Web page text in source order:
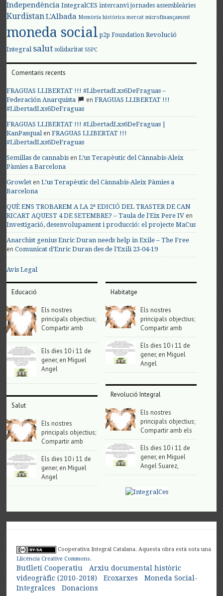
Independència IntegralCES intercanvi jornades assembleàries
KurdistanL'Albada Memòria històrica mercat microfinançament
moneda social p2p Foundation Revolució
Integral salut solidaritat SSPC
Comentaris recents
FRAGUAS LLIBERTAT !!! #LibertadLxs6DeFraguas –
Federación Anarquista
enFRAGUAS LLIBERTAT !!!
#LibertadLxs6DeFraguas
FRAGUAS LLIBERTAT !!! #LibertadLxs6DeFraguas |
KanPasqualenFRAGUAS LLIBERTAT !!!
#LibertadLxs6DeFraguas
Semillas de cannabis enL’us Terapèutic del Cànnabis-Aleix
Pàmies a Barcelona
Growlet enL’us Terapèutic del Cànnabis-Aleix Pàmies a
Barcelona
QUÈ ENS TROBAREM A LA 2ª EDICIÓ DEL TRASTER DE CAN
RICART AQUEST 4 DE SETEMBRE? – Taula de l'Eix Pere IV en
Investigació, desenvolupament i producció: el projecte MaCus
Anarchist genius Enric Duran needs help in Exile – The Free
enComunicat d’Enric Duran des de l’Exili 23-04-19
Avis Legal
Educació
Els nostres
principals objectius;
Compartir amb
Els dies 10 i 11 de
gener, en Miguel
Angel
Salut
Els nostres
principals objectius;
Compartir amb
Els dies 10 i 11 de
gener, en Miguel
Angel
Habitatge
Els nostres
principals objectius;
Compartir amb
Els dies 10 i 11 de
gener, en Miguel
Angel
Revolució Integral
Els nostres
principals objectius;
Compartir amb els
Els dies 10 i 11 de
gener, en Miguel
Angel Suarez,
Cooperativa Integral Catalana. Aquesta obra està sota una
Llicència Creative Commons.
Butlletí Cooperatiu
Arxiu documental històric
videogràfic (2010-2018)
Ecoxarxes
Moneda Social-
Integralces
Donacions